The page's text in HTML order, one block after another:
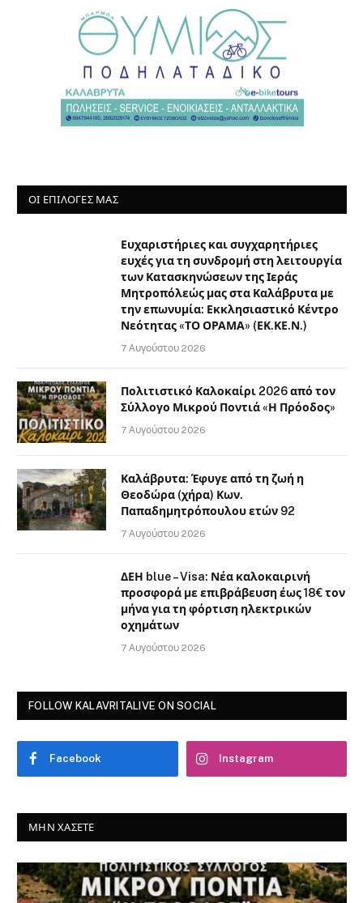
ΟΙ ΕΠΙΛΟΓΈΣ ΜΑΣ
Ευχαριστήριες και συγχαρητήριες
ευχές για τη συνδρομή στη λειτουργία
των Κατασκηνώσεων της Ιεράς
Μητροπόλεώς μας στα Καλάβρυτα με
την επωνυμία: Εκκλησιαστικό Κέντρο
Νεότητας «ΤΟ ΟΡΑΜΑ» (ΕΚ.ΚΕ.Ν.)
7 Αυγούστου 2026
Πολιτιστικό Καλοκαίρι 2026 από τον
Σύλλογο Μικρού Ποντιά «Η Πρόοδος»
7 Αυγούστου 2026
Καλάβρυτα: Έφυγε από τη ζωή η
Θεοδώρα (χήρα) Κων.
Παπαδημητρόπουλου ετών 92
7 Αυγούστου 2026
ΔΕΗ blue – Visa: Νέα καλοκαιρινή
προσφορά με επιβράβευση έως 18€ τον
μήνα για τη φόρτιση ηλεκτρικών
οχημάτων
7 Αυγούστου 2026
FOLLOW KALAVRITALIVE ON SOCIAL
Facebook Instagram
ΜΗΝ ΧΆΣΕΤΕ